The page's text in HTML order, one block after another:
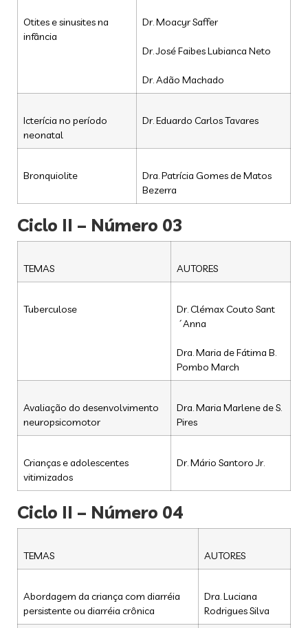
Otites e sinusites na
infância
Dr. Moacyr Saffer
Dr. José Faibes Lubianca Neto
Dr. Adão Machado
Icterícia no período
neonatal
Dr. Eduardo Carlos Tavares
Bronquiolite
Dra. Patrícia Gomes de Matos
Bezerra
Ciclo II – Número 03
TEMAS AUTORES
Tuberculose
Dr. Clémax Couto Sant
´Anna
Dra. Maria de Fátima B.
Pombo March
Avaliação do desenvolvimento
neuropsicomotor
Dra. Maria Marlene de S.
Pires
Crianças e adolescentes
vitimizados
Dr. Mário Santoro Jr.
Ciclo II – Número 04
TEMAS AUTORES
Abordagem da criança com diarréia
persistente ou diarréia crônica
Dra. Luciana
Rodrigues Silva